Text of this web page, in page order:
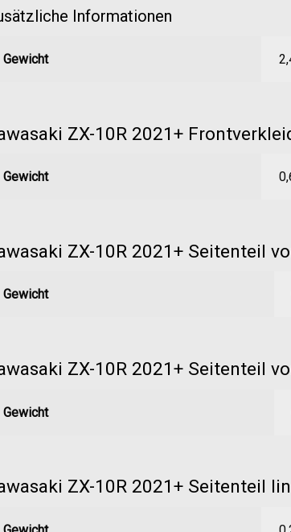
Informationen
Gewicht
ZX-10R 2021+
Gewicht
ZX-10R 2021+ Seitenteil
Gewicht
ZX-10R 2021+ Seitenteil
Gewicht
ZX-10R 2021+ Seitenteil